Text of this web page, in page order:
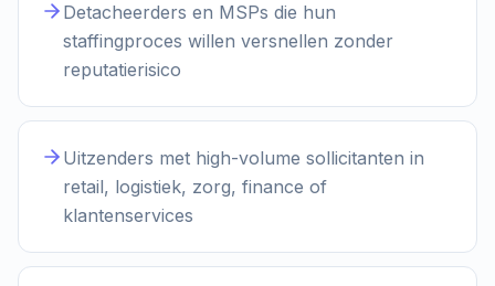
Detacheerders en MSPs die hun
staffingproces willen versnellen zonder
reputatierisico
Uitzenders met high-volume sollicitanten in
retail, logistiek, zorg, finance of
klantenservices